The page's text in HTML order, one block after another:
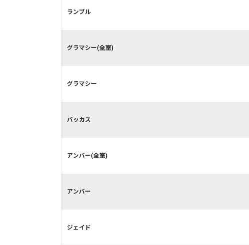
ランブル
グラマシー(全室)
グラマシー
バッカス
アンバー(全室)
アンバー
ジェイド